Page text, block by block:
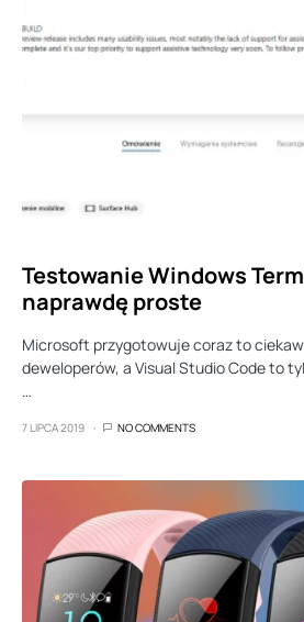
Testowanie Windows
naprawdę proste
Microsoft przygotowuje coraz to
deweloperów, a Visual Studio Code to
…
7 LIPCA 2019 NO COMMENTS